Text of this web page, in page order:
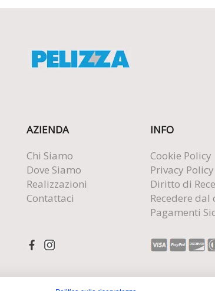
AZIENDA
Chi Siamo
Dove Siamo
Realizzazioni
Contattaci
INFO
Cookie Policy
Privacy Policy
Diritto di
Recedere
Pagamenti